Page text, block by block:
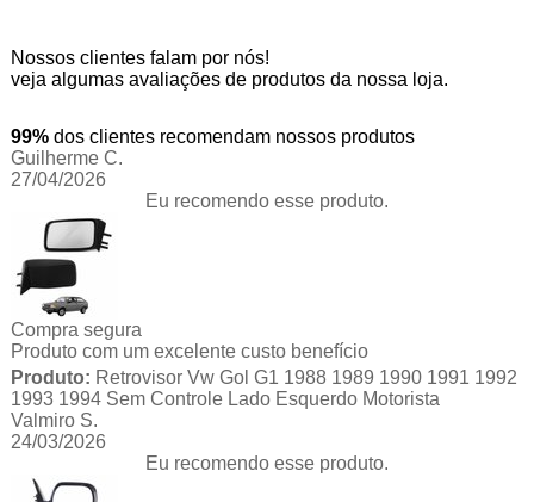
Nossos clientes falam por nós!
veja algumas avaliações de produtos da nossa loja.
99% dos clientes recomendam nossos produtos
Guilherme C.
27/04/2026
Eu recomendo esse produto.
Compra segura
Produto com um excelente custo benefício
Produto: Retrovisor Vw Gol G1 1988 1989 1990 1991 1992
1993 1994 Sem Controle Lado Esquerdo Motorista
Valmiro S.
24/03/2026
Eu recomendo esse produto.